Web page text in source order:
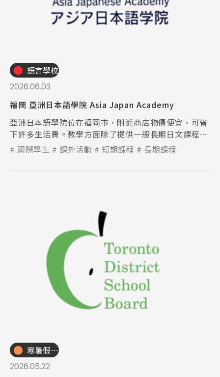
語言學校
2026.06.03
福岡 亞洲日本語學院 Asia Japan Academy
亞洲日本語學院位在福岡市，附近商店物價便宜，可省
下許多生活費。教學方面除了提供一般長期日文課程
外，短期課程可選擇1個月至3個月，學生可以依學習目
國際學生 課外活動 短期課程 長期課程
寒暑假遊學團
2026.05.22